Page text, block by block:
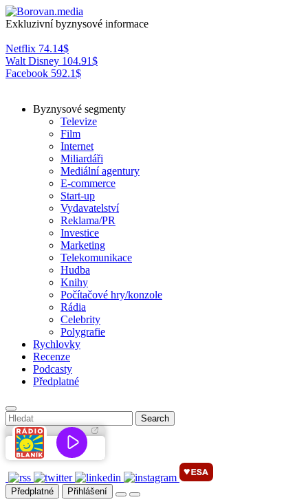
Exkluzivní byznysové informace
Netflix 74.14$
Walt Disney 104.91$
Facebook 592.1$
Byznysové segmenty
Televize
Film
Internet
Miliardáři
Mediální agentury
E-commerce
Start-up
Vydavatelství
Reklama/PR
Investice
Marketing
Telekomunikace
Hudba
Knihy
Počítačové hry/konzole
Rádia
Celebrity
Polygrafie
Rychlovky
Recenze
Podcasty
Předplatné
Předplatné Přihlášení